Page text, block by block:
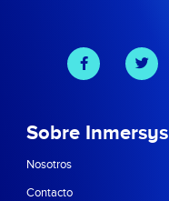
Sobre Inmersys
Nosotros
Contacto